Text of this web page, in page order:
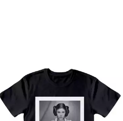
STAR WARS
T-Shirt Leia Organa Girls Run The
Galaxy
24,90 €
lieferbar - in 2-3 Werktagen bei dir